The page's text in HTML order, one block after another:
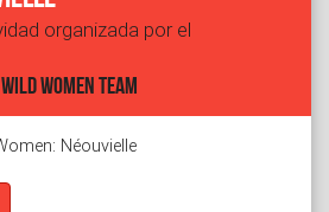
organizada por el
WOMEN TEAM
Néouvielle